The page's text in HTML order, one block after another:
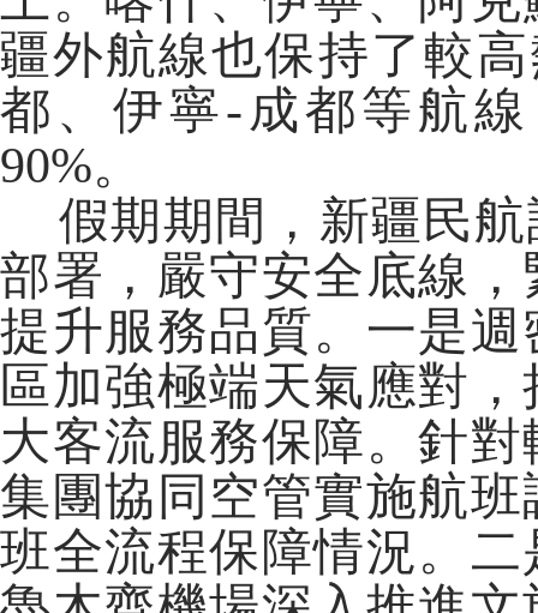
疆外航線也保持了較
都、伊寧-成都等航
90%。
假期期間，新疆民航
部署，嚴守安全底線
提升服務品質。一是
區加強極端天氣應對
大客流服務保障。針
集團協同空管實施航
班全流程保障情況。